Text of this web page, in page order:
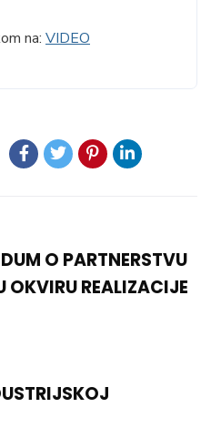
na: VIDEO
O PARTNERSTVU
OKVIRU REALIZACIJE